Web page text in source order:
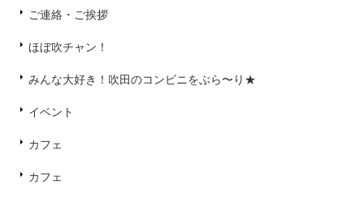
ご連絡・ご挨拶
ほぼ吹チャン！
みんな大好き！吹田のコンビニをぶら〜り★
イベント
カフェ
カフェ